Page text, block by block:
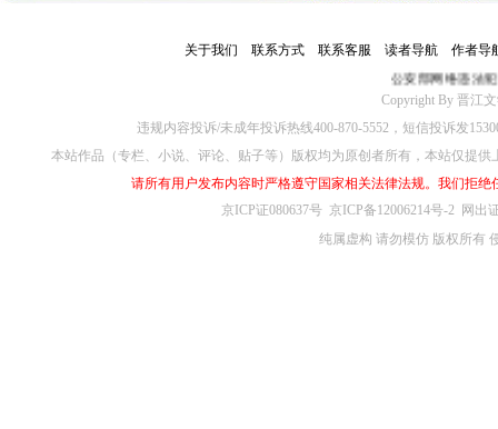
关于我们 联系方式 联系客服 读者导航
作者导
公安部网络违法犯
Copyright By 晋江
违规内容投诉/未成年投诉热线400-870-5552，短信投诉发
本站作品（专栏、小说、评论、贴子等）版权均为原创者所有，本站仅提
请所有用户发布内容时严格遵守国家相关法律法规。我们拒
京ICP证080637号 京ICP备12006214号-2 网出
纯属虚构 请勿模仿 版权所有